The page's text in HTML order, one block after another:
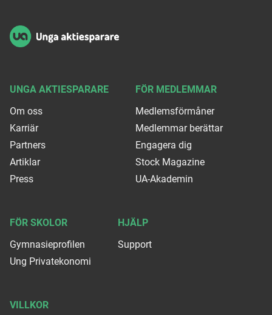
UNGA AKTIESPARARE
Om oss
Karriär
Partners
Artiklar
Press
FÖR MEDLEMMAR
Medlemsförmåner
Medlemmar berättar
Engagera dig
Stock Magazine
UA-Akademin
FÖR SKOLOR
Gymnasieprofilen
Ung Privatekonomi
HJÄLP
Support
VILLKOR